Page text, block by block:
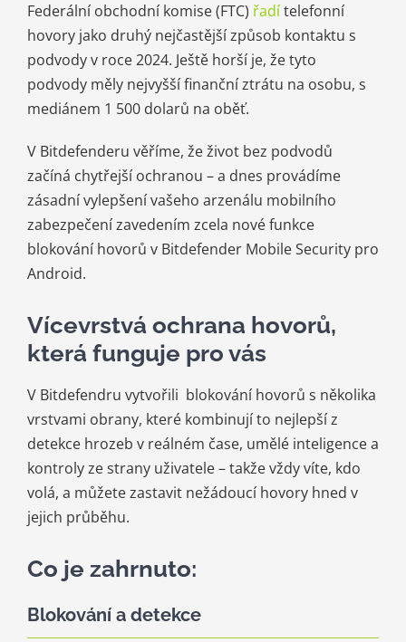
Federální obchodní komise (FTC) řadítelefonní
hovory jako druhý nejčastější způsob kontaktu s
podvody v roce 2024. Ještě horší je, že tyto
podvody měly nejvyšší finanční ztrátu na osobu, s
mediánem 1 500 dolarů na oběť.
V Bitdefenderu věříme, že život bez podvodů
začíná chytřejší ochranou – a dnes provádíme
zásadní vylepšení vašeho arzenálu mobilního
zabezpečení zavedením zcela nové funkce
blokování hovorů v Bitdefender Mobile Security pro
Android.
Vícevrstvá ochrana hovorů,
která funguje pro vás
V Bitdefendru vytvořili blokování hovorů s několika
vrstvami obrany, které kombinují to nejlepší z
detekce hrozeb v reálném čase, umělé inteligence a
kontroly ze strany uživatele – takže vždy víte, kdo
volá, a můžete zastavit nežádoucí hovory hned v
jejich průběhu.
Co je zahrnuto:
Blokování a detekce